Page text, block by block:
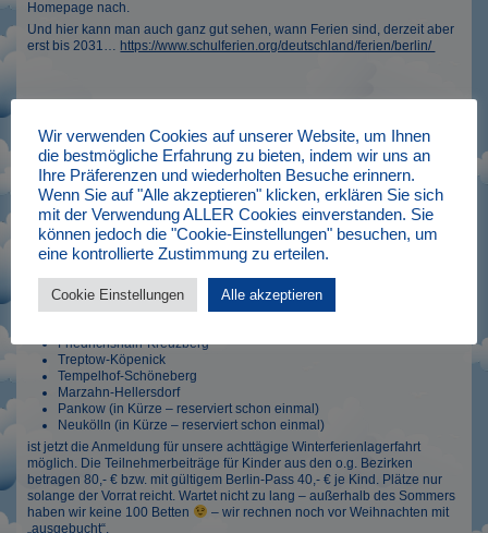
Homepage nach.
Und hier kann man auch ganz gut sehen, wann Ferien sind, derzeit aber
erst bis 2031… https://www.schulferien.org/deutschland/ferien/berlin/
Ticketvorverkauf für die nächste Tour der heißesten Boyband
Sachsens….
ACH QUATSCH: WIR VERÖFFENTLICHEN DIE LANG ERWARTETEN
TERMINE FÜR DIE HERBSTFERIEN
Wir erwarten nicht mehr als eure Liebe, aber mindestens 100
Anmeldungen binnnen 100 Stunden.
Winterferien 28.1. – 4.2.2023 jetzt buchbar
Für die Bezirke
Steglitz-Zehlendorf
Friedrichshain-Kreuzberg
Treptow-Köpenick
Tempelhof-Schöneberg
Marzahn-Hellersdorf
Pankow (in Kürze – reserviert schon einmal)
Neukölln (in Kürze – reserviert schon einmal)
ist jetzt die Anmeldung für unsere achttägige Winterferienlagerfahrt
möglich. Die Teilnehmerbeiträge für Kinder aus den o.g. Bezirken
betragen 80,- € bzw. mit gültigem Berlin-Pass 40,- € je Kind. Plätze nur
solange der Vorrat reicht. Wartet nicht zu lang – außerhalb des Sommers
haben wir keine 100 Betten
– wir rechnen noch vor Weihnachten mit
„ausgebucht“.
Wir verwenden Cookies auf unserer Website, um Ihnen
die bestmögliche Erfahrung zu bieten, indem wir uns an
Ihre Präferenzen und wiederholten Besuche erinnern.
Wenn Sie auf "Alle akzeptieren" klicken, erklären Sie sich
mit der Verwendung ALLER Cookies einverstanden. Sie
können jedoch die "Cookie-Einstellungen" besuchen, um
eine kontrollierte Zustimmung zu erteilen.
Cookie Einstellungen Alle akzeptieren